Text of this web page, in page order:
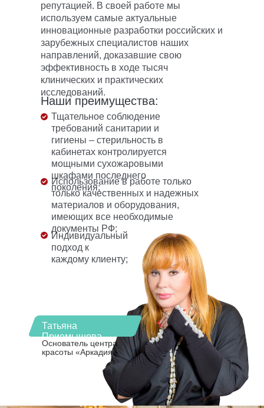
репутацией. В своей работе мы
используем самые актуальные
инновационные разработки российских и
зарубежных специалистов наших
направлений, доказавшие свою
эффективность в ходе тысяч
клинических и практических
исследований.
Тщательное соблюдение
требований санитарии и
гигиены – стерильность в
кабинетах контролируется
мощными сухожаровыми
шкафами последнего
поколения;
Основатель центра
красоты «Аркадия»
Татьяна
Приемышева
Наши преимущества:
Использование в работе только
только качественных и надежных
материалов и оборудования,
имеющих все необходимые
документы РФ;
Индивидуальный
подход к
каждому клиенту;